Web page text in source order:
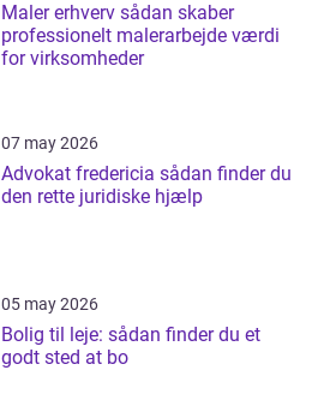
Maler erhverv sådan skaber
professionelt malerarbejde værdi
for virksomheder
07 may 2026
Advokat fredericia sådan finder du
den rette juridiske hjælp
05 may 2026
Bolig til leje: sådan finder du et
godt sted at bo